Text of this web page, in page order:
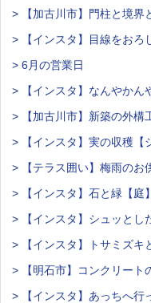
> 【加古川市】門柱と境界
> 【インスタ】目線をおろ
> 6月の営業日
> 【インスタ】なんやかん
> 【加古川市】新築の外構
> 【インスタ】実の収穫【
> 【テラス囲い】梅雨のお
> 【インスタ】石と緑【庭】
> 【インスタ】シュッとし
> 【インスタ】トサミズキ
> 【明石市】コンクリート
> 【インスタ】あっちへ行